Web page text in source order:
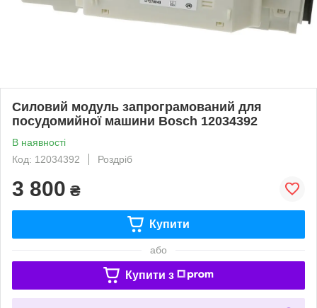
Силовий модуль запрограмований для
посудомийної машини Bosch 12034392
В наявності
Код: 12034392
Роздріб
3 800 ₴
Купити
або
Купити з